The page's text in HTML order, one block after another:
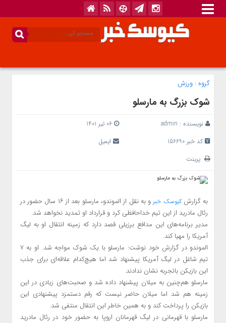
گروه : ورزش
شوک بزرگ به مارسلو
نویسنده : admin
06 تیر 1401
کد خبر 156690
ایمیل
پرینت
به گزارشکیوسک خبر
و به نقل از الموندو، مارسلو بعد از ۱۶ سال حضور در
رئال مادرید از این تیم خداحافظی کرد و قرارداد او تمدید نخواهد شد.
مدیر برنامه‌های این مدافع برزیلی قصد دارد که زمینه انتقال او به لیگ
آمریکا را مهیا کند.
الموندو در گزارش خود نوشت: مارسلو با یک شوک مواجه شد. او به ۷
تیم شاغل در لیگ آمریکا پیشنهاد شد اما هیچ‌کدام علاقه‌ای برای جذب
این بازیکن باتجربه نشان ندادند.
مارسلو هم‌چنین به میلان پیشنهاد داده شد و صحبت‌های زیادی در این
زمینه هم شد اما میلان حاضر نیست که رقم دستمزد پیشنهادی این
بازیکن را پرداخت کند و به همین خاطر این انتقال منتفی شد.
مارسلو با قهرمانی در لیگ قهرمانان اروپا به حضور خود در رئال مادرید